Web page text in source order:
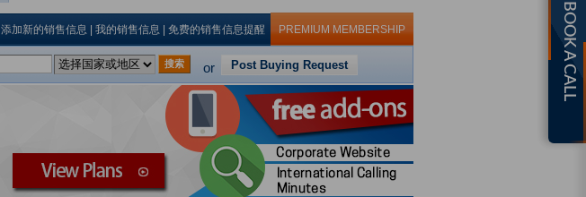
添加新的销售信息 我的销售信息 免费的销售信息提醒 PREMIUM MEMBERSHIP
搜索 or Post Buying Request BOOK A CALL